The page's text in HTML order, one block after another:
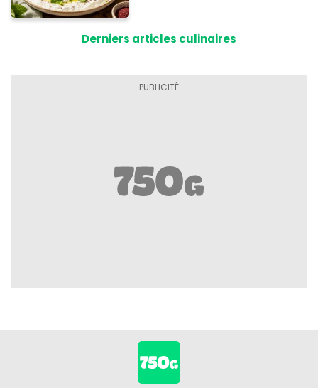
grillades
Derniers articles culinaires